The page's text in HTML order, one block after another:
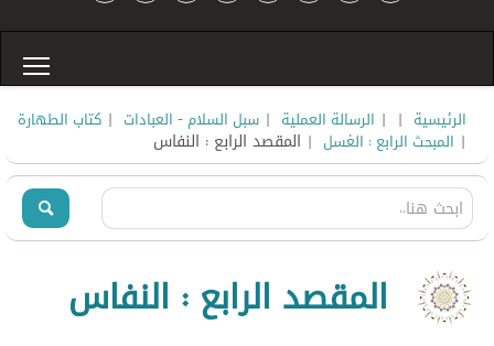
الرئيسية |
| الرسالة العملية | سبل السلام - العبادات | كتاب الطهارة
| المبحث الرابع : الغسل | المقصد الرابع : النفاس
المقصد الرابع : النفاس